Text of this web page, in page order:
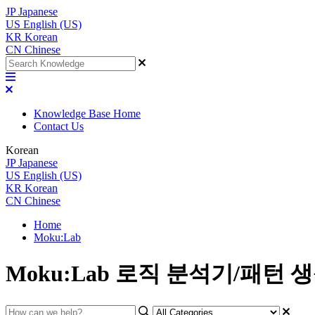
JP Japanese
US English (US)
KR Korean
CN Chinese
Knowledge Base Home
Contact Us
Korean
JP Japanese
US English (US)
KR Korean
CN Chinese
Home
Moku:Lab
Moku:Lab 로직 분석기/패턴